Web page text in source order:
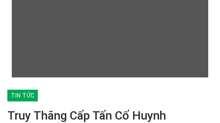
TIN TỨC
Truy Thăng Cấp Tấn Cố Huynh